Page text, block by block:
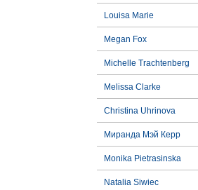
Louisa Marie
Megan Fox
Michelle Trachtenberg
Melissa Clarke
Christina Uhrinova
Миранда Мэй Керр
Monika Pietrasinska
Natalia Siwiec